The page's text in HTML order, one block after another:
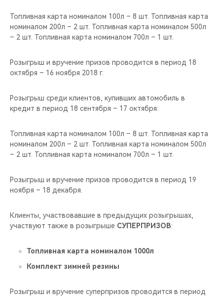
Топливная карта номиналом 100л – 8 шт. Топливная карта
номиналом 200л – 2 шт. Топливная карта номиналом 500л
– 2 шт. Топливная карта номиналом 700л – 1 шт.
Розыгрыш и вручение призов проводится в период 18
октября – 16 ноября 2018 г.
Розыгрыш среди клиентов, купивших автомобиль в
кредит в период 18 сентября – 17 октября:
Топливная карта номиналом 100л – 8 шт. Топливная карта
номиналом 200л – 2 шт. Топливная карта номиналом 500л
– 2 шт. Топливная карта номиналом 700л – 1 шт.
Розыгрыш и вручение призов проводится в период 19
ноября – 18 декабря.
Клиенты, участвовавшие в предыдущих розыгрышах,
участвуют также в розыгрыше СУПЕРПРИЗОВ:
Топливная карта номиналом 1000л
Комплект зимней резины
Розыгрыш и вручение суперпризов проводится в период